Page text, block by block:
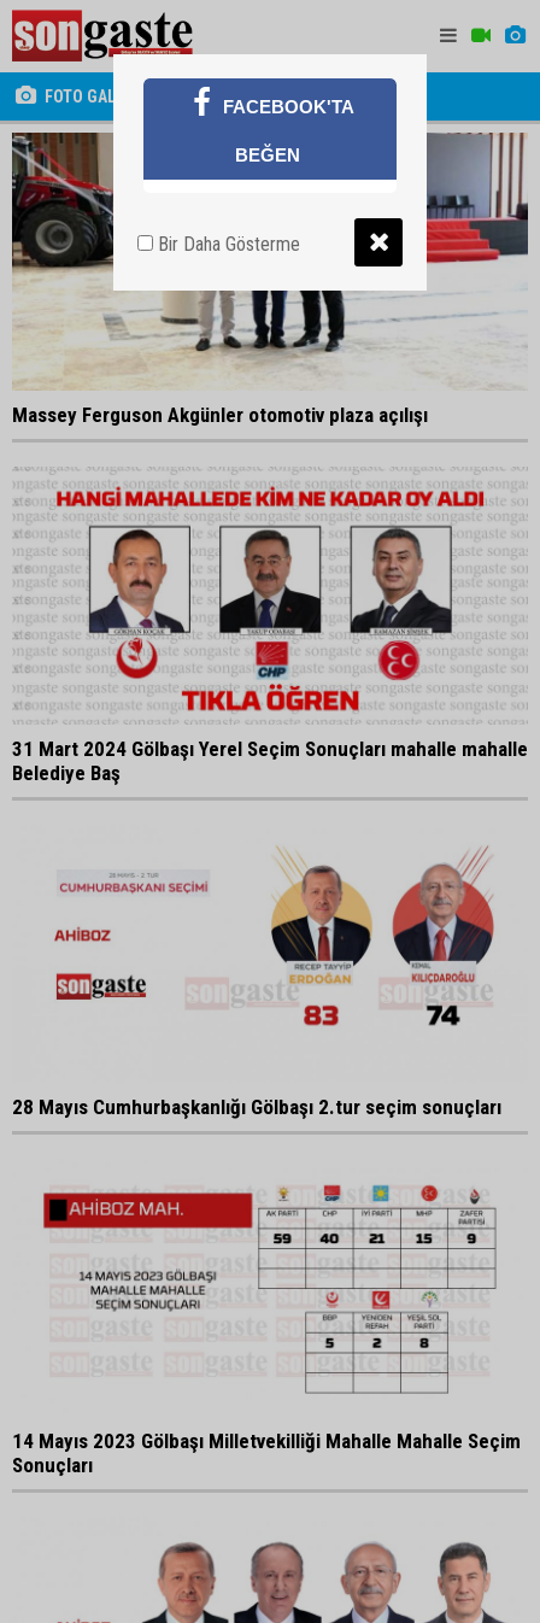
FOTO GALERİ
Massey Ferguson Akgünler otomotiv plaza açılışı
31 Mart 2024 Gölbaşı Yerel Seçim Sonuçları mahalle mahalle
Belediye Baş
28 Mayıs Cumhurbaşkanlığı Gölbaşı 2.tur seçim sonuçları
14 Mayıs 2023 Gölbaşı Milletvekilliği Mahalle Mahalle Seçim
Sonuçları
FACEBOOK'TA
BEĞEN
Bir Daha Gösterme